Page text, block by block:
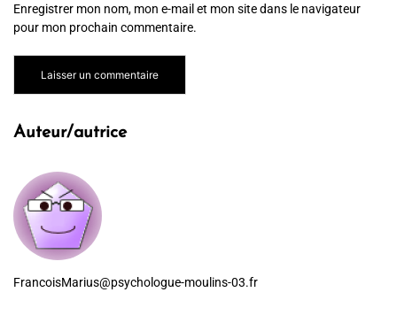
Enregistrer mon nom, mon e-mail et mon site dans le navigateur
pour mon prochain commentaire.
Auteur/autrice
FrancoisMarius@psychologue-moulins-03.fr